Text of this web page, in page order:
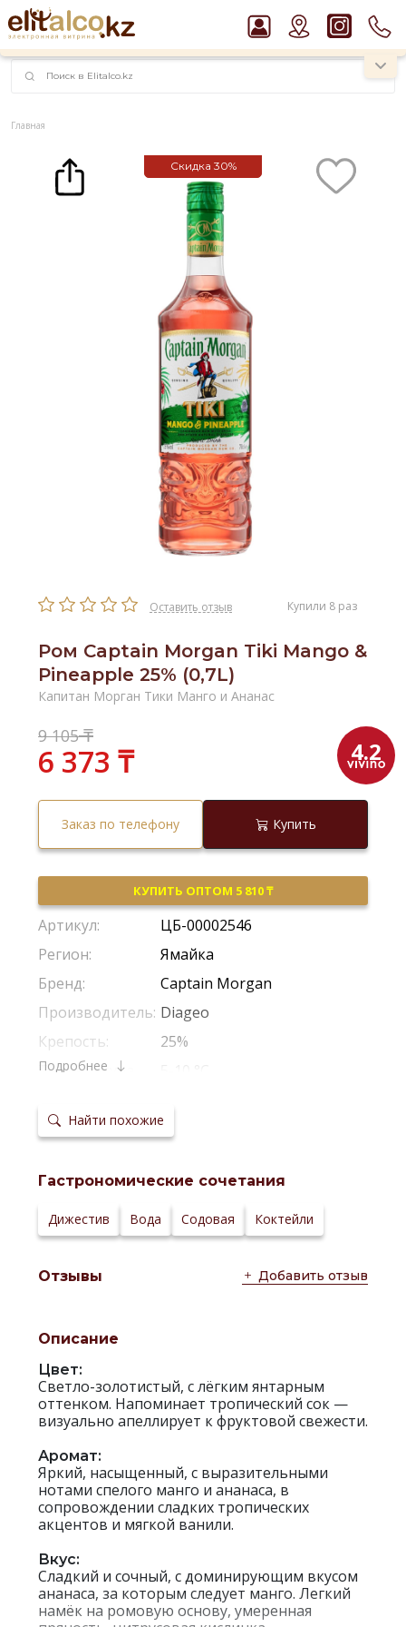
наименований!
instagram.com/rojo.kz
Рекомендуем
Пиво Guinness Draught 4,2% Can
Водка Smirnoff Red Vodka 37,5%
Ром Captain Morgan White 37,5%
Виски Talisker 10 YO Malt 45,8% in Box
Джин Gordon`s London Dry Gin 37,5%
Главная
Скидка 30%
Оставить отзыв Купили 8 раз
Ром Captain Morgan Tiki Mango &
Pineapple 25% (0,7L)
Капитан Морган Тики Манго и Ананас
9 105₸
6 373 ₸ 4.2
Заказ по телефону Купить
КУПИТЬ ОПТОМ 5 810 ₸
Артикул:
ЦБ-00002546
Регион:
Ямайка
Бренд:
Captain Morgan
Производитель: Diageo
Крепость:
25%
Температура
производителя:
Подробнее
Найти похожие
Гастрономические сочетания
Дижестив Вода Содовая Коктейли
Отзывы Добавить отзыв
Описание
Цвет:
Светло-золотистый, с лёгким янтарным
оттенком. Напоминает тропический сок —
визуально апеллирует к фруктовой свежести.
Аромат:
Яркий, насыщенный, с выразительными
нотами спелого манго и ананаса, в
сопровождении сладких тропических
акцентов и мягкой ванили.
Вкус:
Сладкий и сочный, с доминирующим вкусом
ананаса, за которым следует манго. Легкий
намёк на ромовую основу, умеренная